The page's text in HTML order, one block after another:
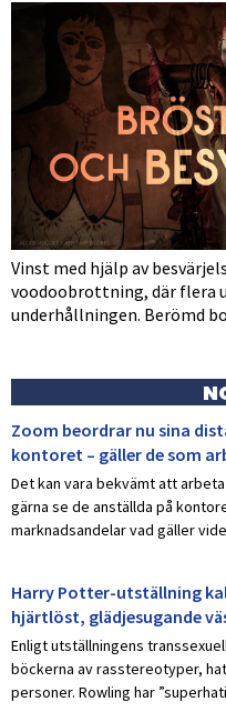
Vinst med hjälp av
voodoobrottning, där flera
underhållningen. Berömd
Zoom beordrar nu sina
kontoret – gäller de som
Det kan vara bekvämt att
gärna se de anställda på
marknadsandelar vad gäller
Harry Potter-utställning
hjärtlöst, glädjesugande
Enligt utställningens
böckerna av rasstereotyper,
personer. Rowling har